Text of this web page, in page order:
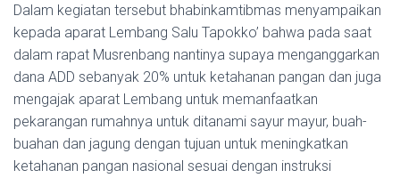
Dalam kegiatan tersebut bhabinkamtibmas menyampaikan
kepada aparat Lembang Salu Tapokko’ bahwa pada saat
dalam rapat Musrenbang nantinya supaya menganggarkan
dana ADD sebanyak 20% untuk ketahanan pangan dan juga
mengajak aparat Lembang untuk memanfaatkan
pekarangan rumahnya untuk ditanami sayur mayur, buah-
buahan dan jagung dengan tujuan untuk meningkatkan
ketahanan pangan nasional sesuai dengan instruksi